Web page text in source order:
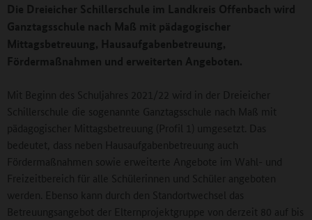
Die Dreieicher Schillerschule im Landkreis Offenbach wird
Ganztagsschule nach Maß mit pädagogischer
Mittagsbetreuung, Hausaufgabenbetreuung,
Fördermaßnahmen und erweiterten Angeboten.
Mit Beginn des Schuljahres 2021/22 wird in der Dreieicher
Schillerschule die sogenannte Ganztagsschule nach Maß mit
pädagogischer Mittagsbetreuung (Profil 1) umgesetzt. Das
bedeutet, dass neben Hausaufgabenbetreuung auch
Fördermaßnahmen sowie erweiterte Angebote im Wahl- und
Freizeitbereich für alle Schülerinnen und Schüler angeboten
werden. Ebenso kann durch den Standortwechsel das
Betreuungsangebot der Elternprojektgruppe von derzeit 80 auf bis